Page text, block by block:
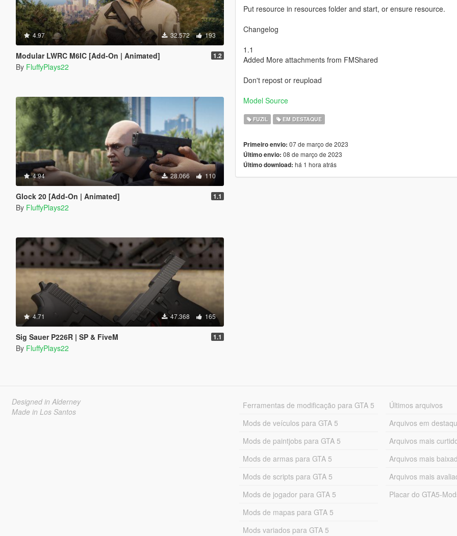
4.97 32.572 193
Modular LWRC M6IC [Add-On | Animated] 1.2
By FluffyPlays22
4.94 28.066 110
Glock 20 [Add-On | Animated] 1.1
By FluffyPlays22
4.71 47.368 165
Sig Sauer P226R | SP & FiveM 1.1
By FluffyPlays22
Put resource in resources folder and start, or ensure resource.
Changelog
1.1
Added More attachments from FMShared
Don't repost or reupload
Model Source
FUZIL EM DESTAQUE
Primeiro envio: 07 de março de 2023
Último envio: 08 de março de 2023
Último download: há 1 hora atrás
Designed in Alderney
Made in Los Santos
Ferramentas de modificação para GTA 5
Mods de veículos para GTA 5
Mods de paintjobs para GTA 5
Mods de armas para GTA 5
Mods de scripts para GTA 5
Mods de jogador para GTA 5
Mods de mapas para GTA 5
Mods variados para GTA 5
Últimos arquivos
Arquivos em
Arquivos mais
Arquivos mais
Arquivos mais
Placar do GTA5-